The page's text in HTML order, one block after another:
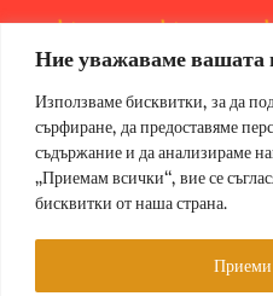
Ние уважаваме вашата
Използваме бисквитки, за да
сърфиране, да предоставяме
съдържание и да анализираме
„Приемам всички“, вие се
бисквитки от наша страна.
Приеми
33 ℃ 33 ℃ 34
© Copyright 2026, Всички права
Designed by
Условия за